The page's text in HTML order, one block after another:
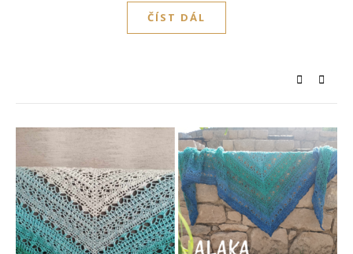
ČÍST DÁL